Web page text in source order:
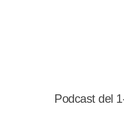
Podcast del